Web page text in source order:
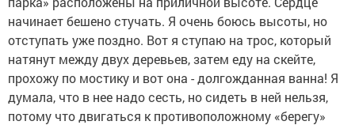
начинает бешено стучать. Я очень боюсь высоты, но
отступать уже поздно. Вот я ступаю на трос, который
натянут между двух деревьев, затем еду на скейте,
прохожу по мостику и вот она - долгожданная ванна! Я
думала, что в нее надо сесть, но сидеть в ней нельзя,
потому что двигаться к противоположному «берегу»